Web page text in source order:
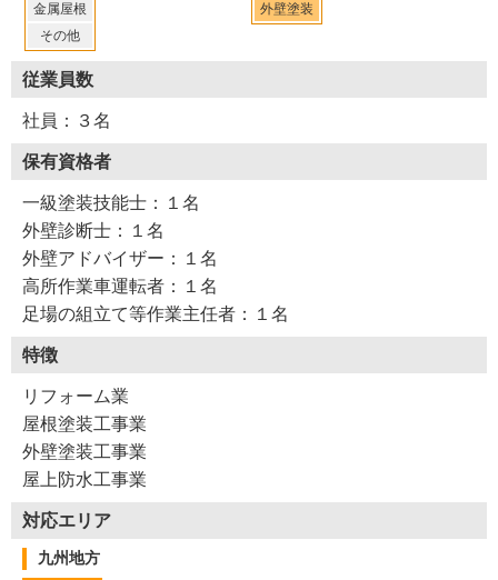
金属屋根
その他
外壁塗装
従業員数
社員：３名
保有資格者
一級塗装技能士：１名
外壁診断士：１名
外壁アドバイザー：１名
高所作業車運転者：１名
足場の組立て等作業主任者：１名
特徴
リフォーム業
屋根塗装工事業
外壁塗装工事業
屋上防水工事業
対応エリア
九州地方